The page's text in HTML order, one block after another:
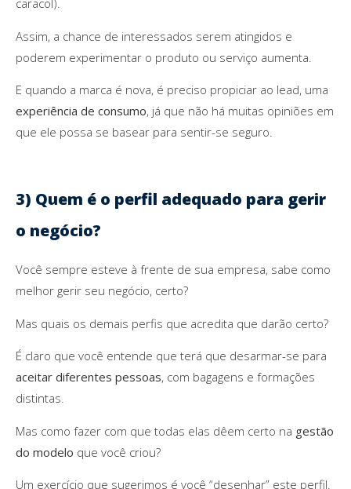
caracol).
Assim, a chance de interessados serem atingidos e
poderem experimentar o produto ou serviço aumenta.
E quando a marca é nova, é preciso propiciar ao lead, uma
experiência de consumo, já que não há muitas opiniões em
que ele possa se basear para sentir-se seguro.
3) Quem é o perfil adequado para gerir
o negócio?
Você sempre esteve à frente de sua empresa, sabe como
melhor gerir seu negócio, certo?
Mas quais os demais perfis que acredita que darão certo?
É claro que você entende que terá que desarmar-se para
aceitar diferentes pessoas, com bagagens e formações
distintas.
Mas como fazer com que todas elas dêem certo na gestão
do modelo que você criou?
Um exercício que sugerimos é você “desenhar” este perfil.